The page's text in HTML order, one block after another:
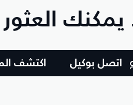
يمكنك
اتصل بوكيل اكتشف